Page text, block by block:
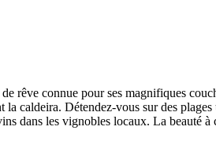
rêve connue pour ses magnifiques
la caldeira. Détendez-vous sur des
dans les vignobles locaux. La beauté